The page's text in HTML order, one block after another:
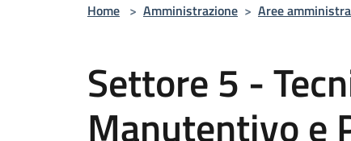
Home > Amministrazione > Aree
Settore 5 -
Manutentivo e